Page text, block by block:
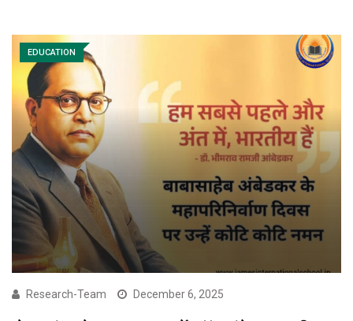
EDUCATION
Research-Team December 6, 2025